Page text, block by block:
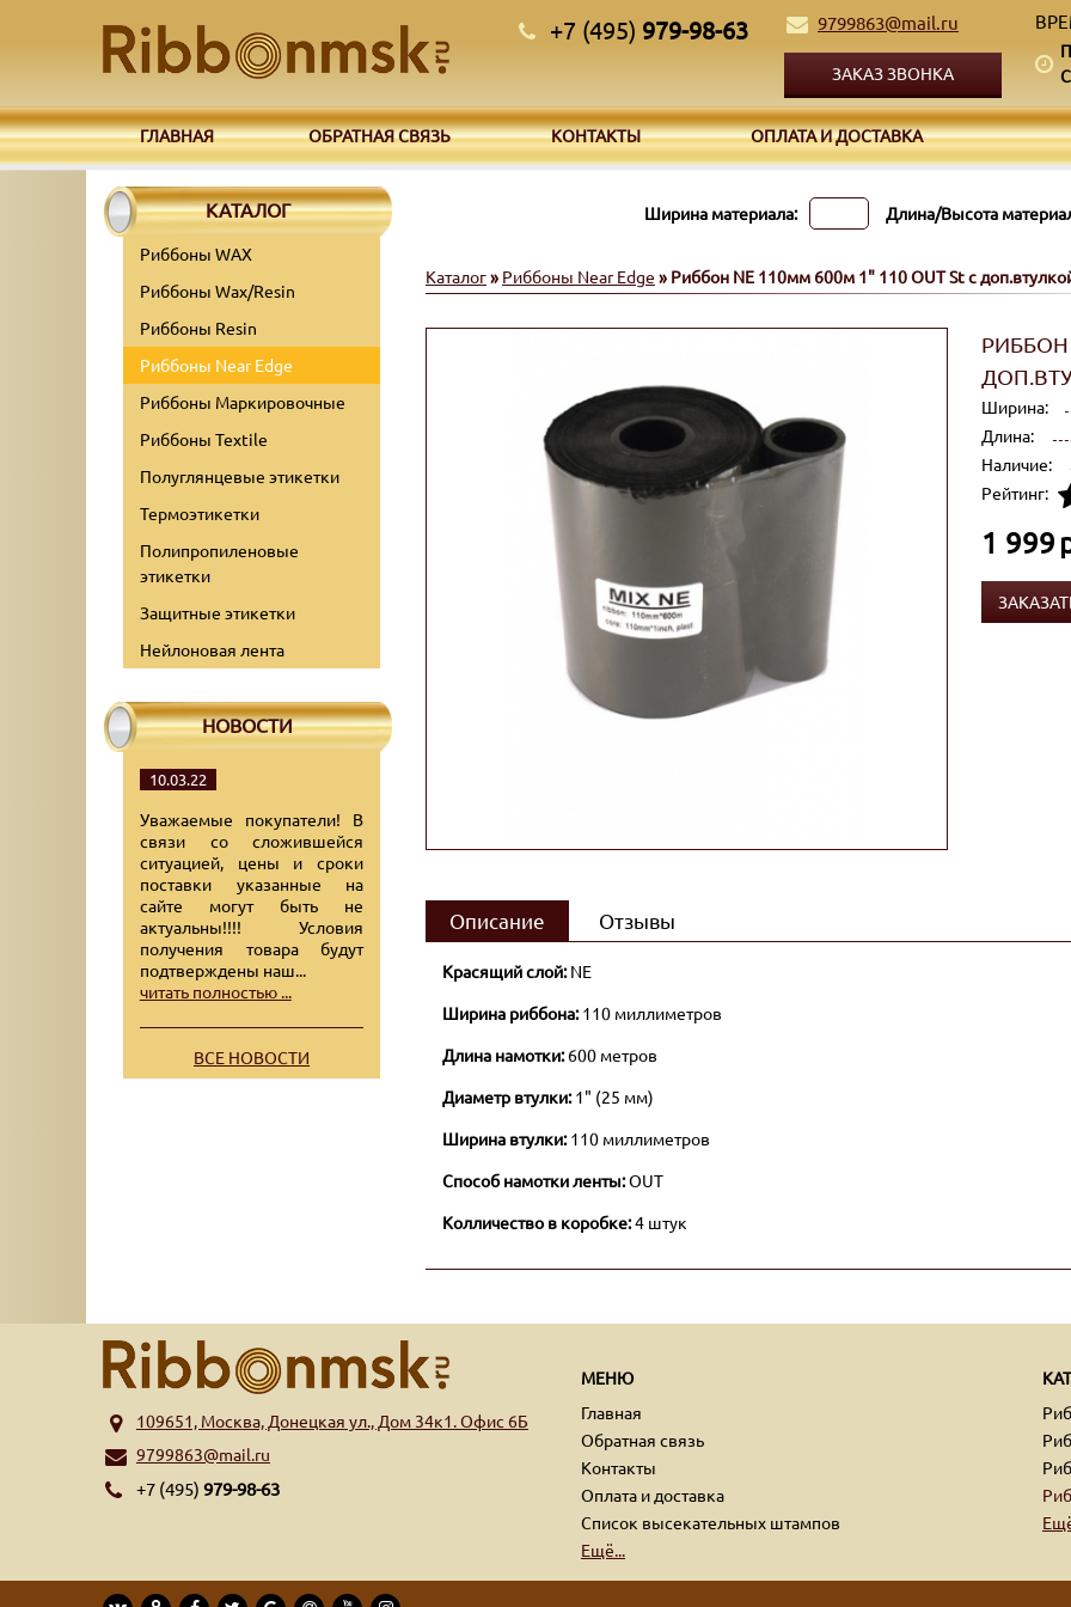
+7 (495) 979-98-63 9799863@mail.ru
ЗАКАЗ ЗВОНКА
ГЛАВНАЯ ОБРАТНАЯ СВЯЗЬ КОНТАКТЫ ОПЛАТА И ДОСТАВКА
КАТАЛОГ
Риббоны WAX
Риббоны Wax/Resin
Риббоны Resin
Риббоны Near Edge
Риббоны Маркировочные
Риббоны Textile
Полуглянцевые этикетки
Термоэтикетки
Полипропиленовые
этикетки
Защитные этикетки
Нейлоновая лента
НОВОСТИ
10.03.22
Уважаемые покупатели! В
связи со сложившейся
ситуацией, цены и сроки
поставки указанные на
сайте могут быть не
актуальны!!!! Условия
получения товара будут
подтверждены наш...
читать полностью ...
ВСЕ НОВОСТИ
Ширина материала: Длина/Высота
Каталог» Риббоны Near Edge » Риббон NE 110мм 600м 1" 110 OUT St с
РИББОН
Ширина:
Длина:
Наличие:
Рейтинг:
1 999
Описание Отзывы
Красящий слой:NE
Ширина риббона:110 миллиметров
Длина намотки:600 метров
Диаметр втулки:1" (25 мм)
Ширина втулки:110 миллиметров
Способ намотки ленты:OUT
Колличество в коробке:4 штук
109651, Москва, Донецкая ул., Дом 34к1. Офис 6Б
9799863@mail.ru
+7 (495) 979-98-63
МЕНЮ
Главная
Обратная связь
Контакты
Оплата и доставка
Список высекательных штампов
Ещё...